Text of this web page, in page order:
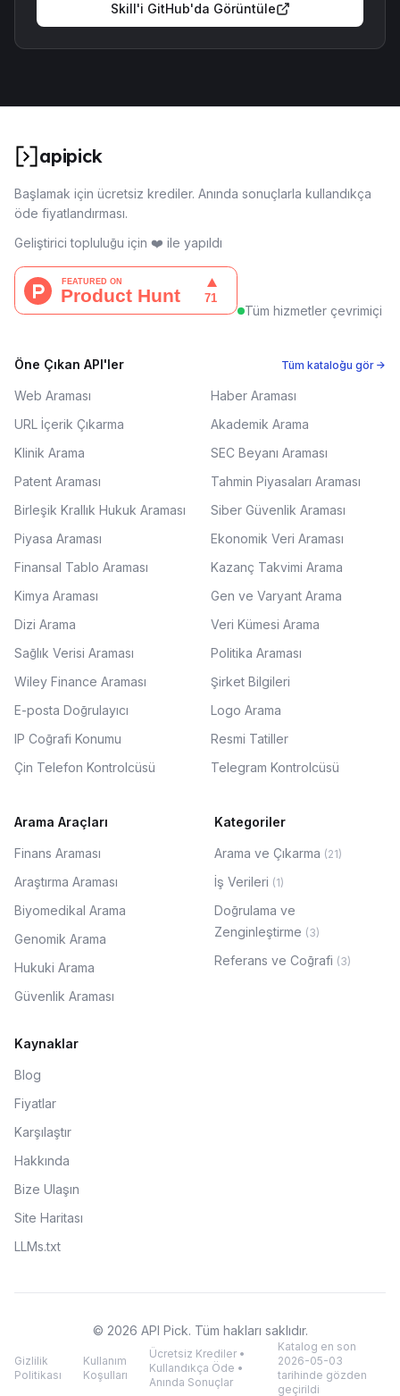
Skill'i GitHub'da Görüntüle
apipick
Başlamak için ücretsiz krediler. Anında sonuçlarla kullandıkça
öde fiyatlandırması.
Geliştirici topluluğu için ❤️ ile yapıldı
Tüm hizmetler çevrimiçi
Öne Çıkan API'ler Tüm kataloğu gör →
Web Araması
Haber Araması
URL İçerik Çıkarma
Akademik Arama
Klinik Arama
SEC Beyanı Araması
Patent Araması
Tahmin Piyasaları Araması
Birleşik Krallık Hukuk Araması
Siber Güvenlik Araması
Piyasa Araması
Ekonomik Veri Araması
Finansal Tablo Araması
Kazanç Takvimi Arama
Kimya Araması
Gen ve Varyant Arama
Dizi Arama
Veri Kümesi Arama
Sağlık Verisi Araması
Politika Araması
Wiley Finance Araması
Şirket Bilgileri
E-posta Doğrulayıcı
Logo Arama
IP Coğrafi Konumu
Resmi Tatiller
Çin Telefon Kontrolcüsü
Telegram Kontrolcüsü
Arama Araçları
Finans Araması
Araştırma Araması
Biyomedikal Arama
Genomik Arama
Hukuki Arama
Güvenlik Araması
Kategoriler
Arama ve Çıkarma (21)
İş Verileri (1)
Doğrulama ve
Zenginleştirme (3)
Referans ve Coğrafi (3)
Kaynaklar
Blog
Fiyatlar
Karşılaştır
Hakkında
Bize Ulaşın
Site Haritası
LLMs.txt
© 2026 API Pick. Tüm hakları saklıdır.
Gizlilik
Politikası
Kullanım
Koşulları
Ücretsiz Krediler •
Kullandıkça Öde •
Anında Sonuçlar
Katalog en son
2026-05-03
tarihinde gözden
geçirildi